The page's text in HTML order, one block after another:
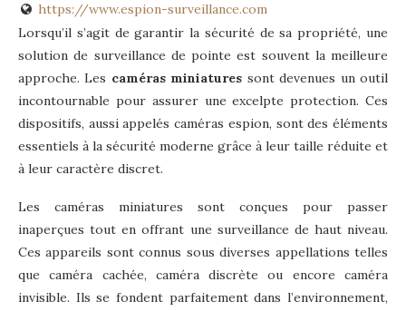
https://www.espion-surveillance.com
Lorsqu’il s’agit de garantir la sécurité de sa propriété, une
solution de surveillance de pointe est souvent la meilleure
approche. Les caméras miniatures sont devenues un outil
incontournable pour assurer une excelpte protection. Ces
dispositifs, aussi appelés caméras espion, sont des éléments
essentiels à la sécurité moderne grâce à leur taille réduite et
à leur caractère discret.
Les caméras miniatures sont conçues pour passer
inaperçues tout en offrant une surveillance de haut niveau.
Ces appareils sont connus sous diverses appellations telles
que caméra cachée, caméra discrète ou encore caméra
invisible. Ils se fondent parfaitement dans l’environnement,